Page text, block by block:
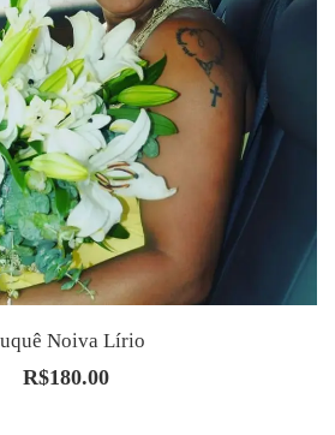
Noiva Lírio
R$180.00